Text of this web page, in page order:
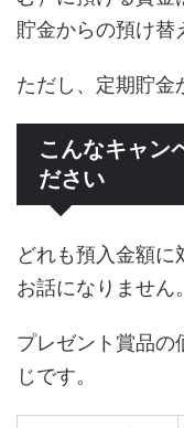
貯金からの預け替
ただし、定期貯金
こんなキャン
ださい
どれも預入金額に
お話になりません。
プレゼント賞品の
じです。